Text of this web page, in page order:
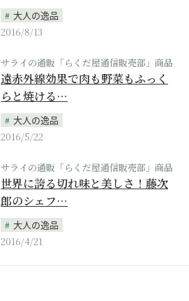
大人の逸品
2016/8/13
サライの通販「らくだ屋通信販売部」商品
遠赤外線効果で肉も野菜もふっく
らと焼ける…
大人の逸品
2016/5/22
サライの通販「らくだ屋通信販売部」商品
世界に誇る切れ味と美しさ！藤次
郎のシェフ…
大人の逸品
2016/4/21